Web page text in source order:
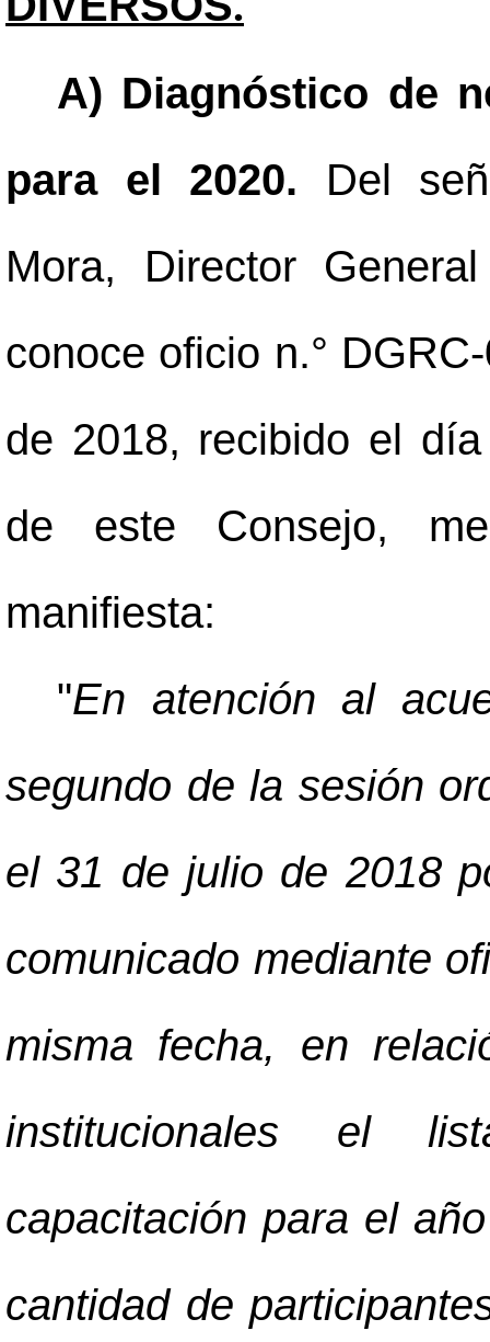
A) Diagnóstico de
para el 2020. Del
Mora, Director
conoce oficio n.°
de 2018, recibido el
de este Consejo,
manifiesta:
"En atención al
segundo de la sesión
el 31 de julio de 2018
comunicado mediante
misma fecha, en
institucionales el
capacitación para el
cantidad de